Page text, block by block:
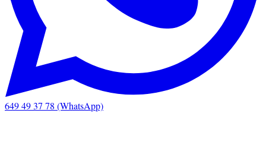
649 49 37 78 (WhatsApp)